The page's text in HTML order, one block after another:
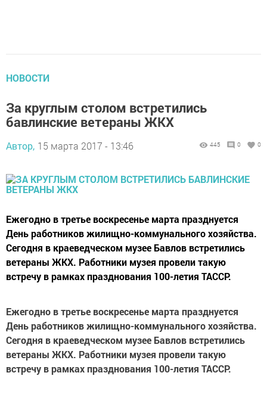
НОВОСТИ
За круглым столом встретились
бавлинские ветераны ЖКХ
Автор, 15 марта 2017 - 13:46 445 0 0
Ежегодно в третье воскресенье марта празднуется
День работников жилищно-коммунального хозяйства.
Сегодня в краеведческом музее Бавлов встретились
ветераны ЖКХ. Работники музея провели такую
встречу в рамках празднования 100-летия ТАССР.
Ежегодно в третье воскресенье марта празднуется
День работников жилищно-коммунального хозяйства.
Сегодня в краеведческом музее Бавлов встретились
ветераны ЖКХ. Работники музея провели такую
встречу в рамках празднования 100-летия ТАССР.